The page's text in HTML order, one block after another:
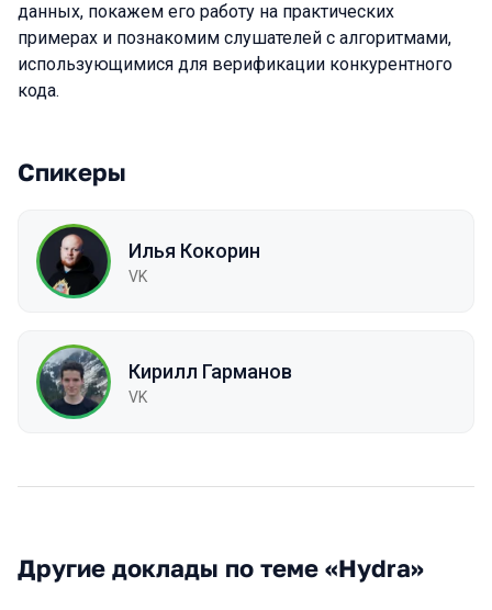
данных, покажем его работу на практических
примерах и познакомим слушателей с алгоритмами,
использующимися для верификации конкурентного
кода.
Спикеры
Илья Кокорин
VK
Кирилл Гарманов
VK
Другие доклады по теме «Hydra»